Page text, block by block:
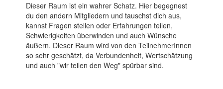
Dieser Raum ist ein wahrer Schatz. Hier begegnest
du den andern Mitgliedern und tauschst dich aus,
kannst Fragen stellen oder Erfahrungen teilen,
Schwierigkeiten überwinden und auch Wünsche
äußern. Dieser Raum wird von den TeilnehmerInnen
so sehr geschätzt, da Verbundenheit, Wertschätzung
und auch "wir teilen den Weg" spürbar sind.